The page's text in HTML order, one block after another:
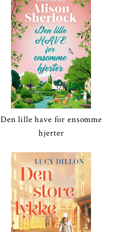
Den lille have for ensomme
hjerter